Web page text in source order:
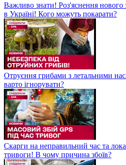
Важливо знати! Роз'яснення нового
в Україні! Кого можуть покарати?
Отруєння грибами з летальними
варто ігнорувати?
Скарги на неправильний час та
тривоги! В чому причина збоїв?